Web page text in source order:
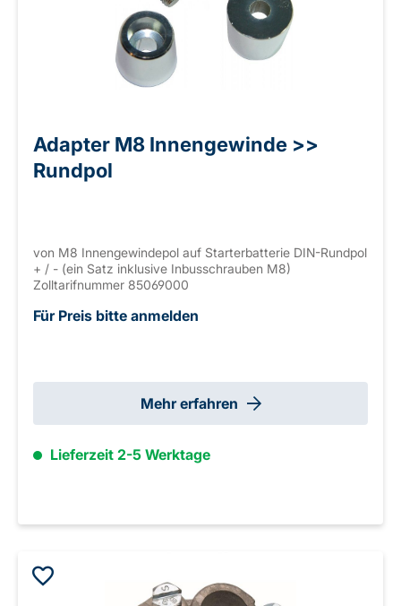
Adapter M8 Innengewinde >>
Rundpol
von M8 Innengewindepol auf Starterbatterie DIN-Rundpol
+ / - (ein Satz inklusive Inbusschrauben M8)
Zolltarifnummer 85069000
Für Preis bitte anmelden
Mehr erfahren
Lieferzeit 2-5 Werktage